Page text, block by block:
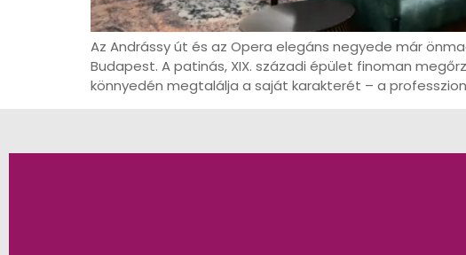
Az Andrássy út és az Opera elegáns negyede már
Budapest. A patinás, XIX. századi épület finoman
könnyedén megtalálja a saját karakterét – a